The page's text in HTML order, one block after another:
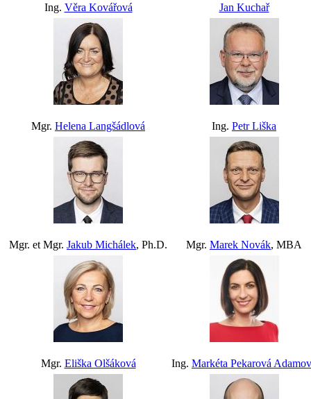
Ing. Věra Kovářová Jan Kuchař
Mgr. Helena Langšádlová Ing. Petr Liška
Mgr. et Mgr. Jakub Michálek, Ph.D. Mgr. Marek Novák, MBA
Mgr. Eliška Olšáková Ing. Markéta Pekarová